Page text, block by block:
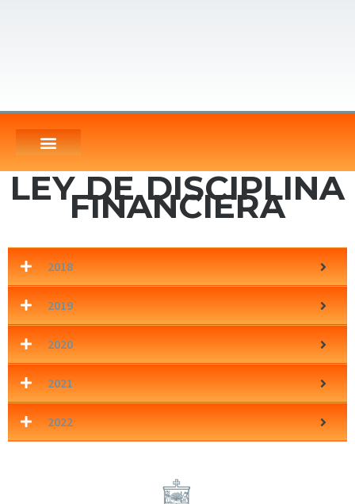
LEY DE DISCIPLINA
FINANCIERA
2018
2019
2020
2021
2022